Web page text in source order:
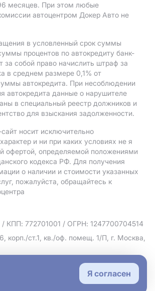
месяцев. При этом любые
автоцентром Докер Авто не
в условленный срок суммы
процентов по автокредиту банк-
за собой право начислить штраф за
в среднем размере 0,1% от
автокредита. При несоблюдении
автокредита данные о нарушителе
в специальный реестр должников и
для взыскания задолженности.
носит исключительно
и ни при каких условиях не я
офертой, определяемой положениями
кодекса РФ. Для получения
о наличии и стоимости указанных
пожалуйста, обращайтесь к
/ КПП: 772701001 / ОГРН: 1247700704514
корп./ст.1, кв./оф. помещ. 1/П, г. Москва,
обработки персональных данных
рассылку
Я согласен